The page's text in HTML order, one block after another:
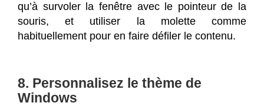
qu’à survoler la fenêtre avec le pointeur de la
souris, et utiliser la molette comme
habituellement pour en faire défiler le contenu.
8. Personnalisez le thème de
Windows